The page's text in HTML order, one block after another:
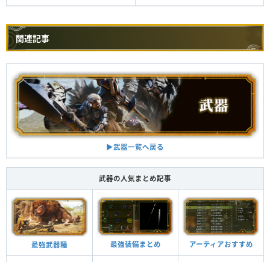
関連記事
▶︎武器一覧へ戻る
武器の人気まとめ記事
最強武器種 最強装備まとめ アーティアおすすめ